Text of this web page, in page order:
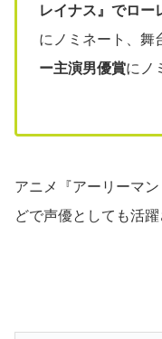
レイナス』でロー
にノミネート、舞
ー主演男優賞にノ
アニメ『アーリーマ
どで声優としても活躍